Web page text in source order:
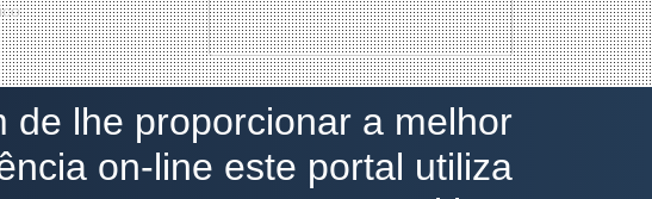
de lhe proporcionar a melhor
on-line este portal utiliza